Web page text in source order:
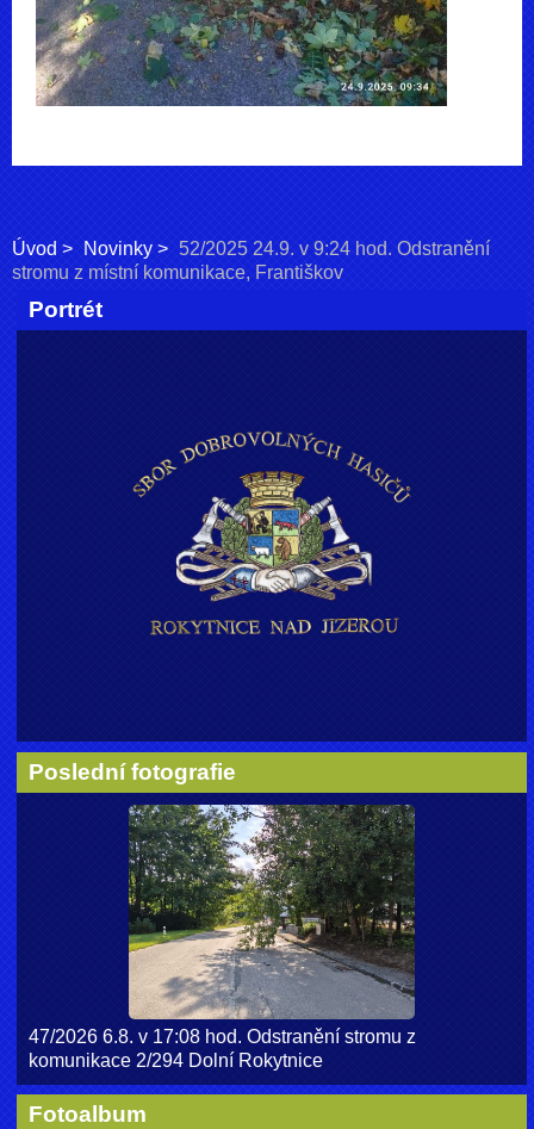
Úvod Novinky
52/2025 24.9. v 9:24 hod. Odstranění
stromu z místní komunikace, Františkov
Portrét
Poslední fotografie
47/2026 6.8. v 17:08 hod. Odstranění stromu z
komunikace 2/294 Dolní Rokytnice
Fotoalbum